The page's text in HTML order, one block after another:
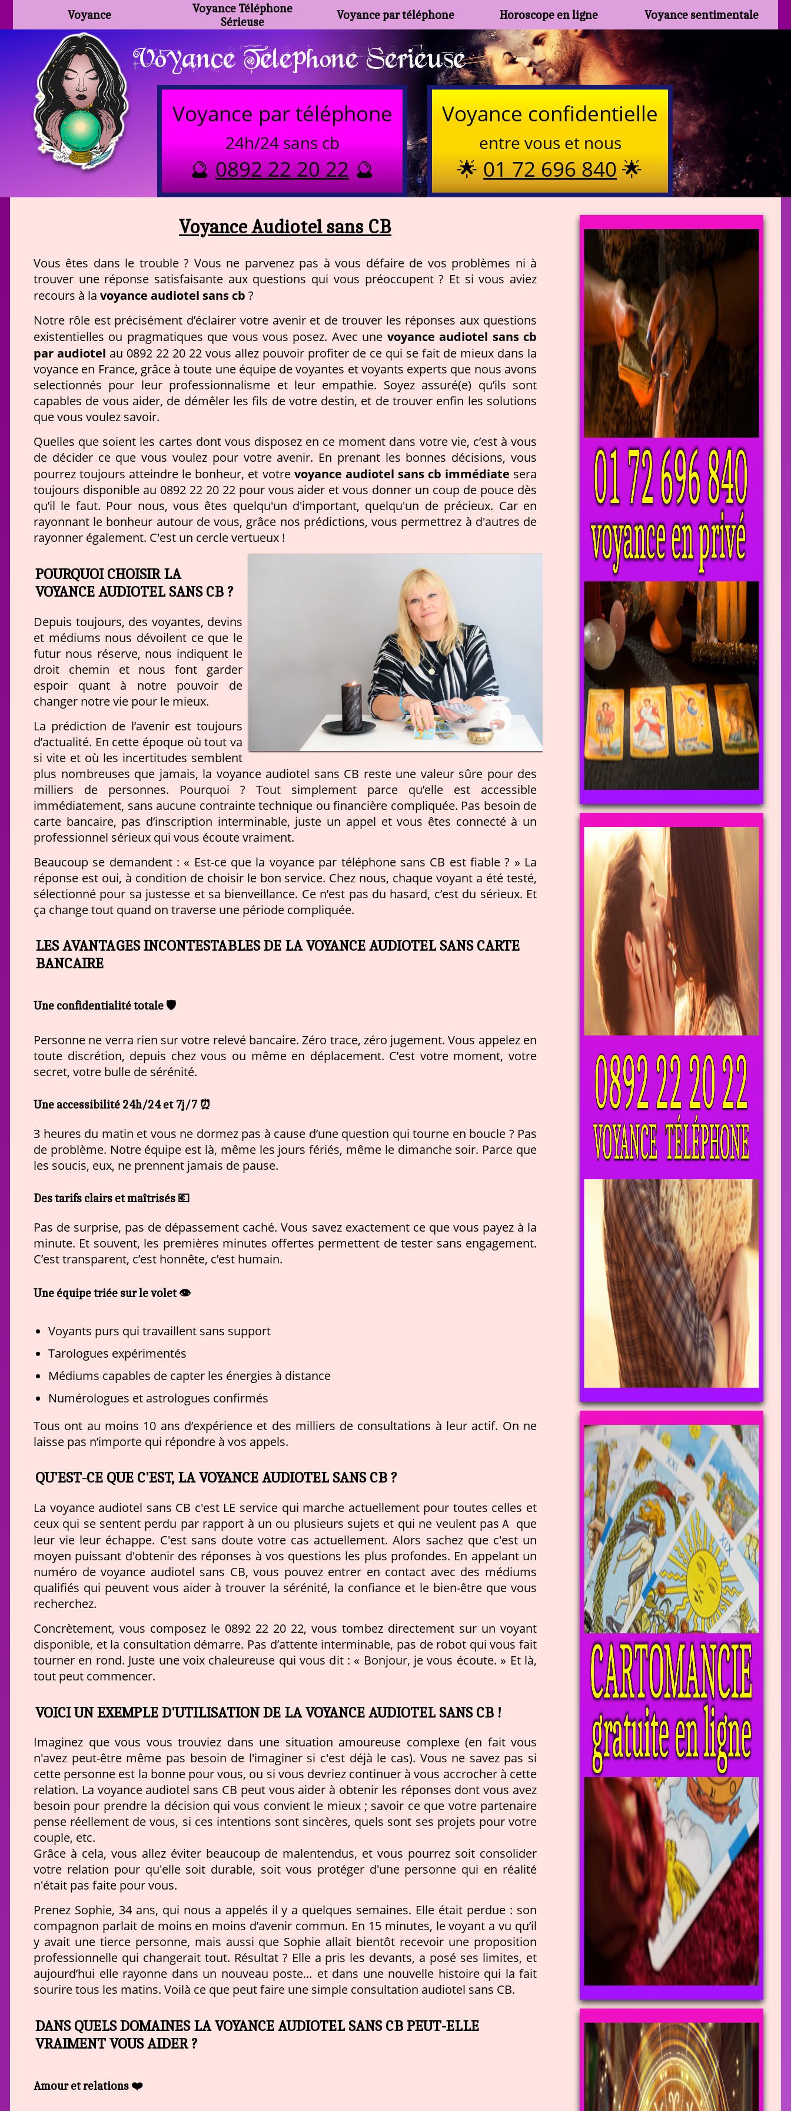
Voyance
Voyance Téléphone
Sérieuse
Voyance par téléphone Horoscope en ligne Voyance sentimentale
Voyance Telephone Serieuse
Voyance par téléphone
24h/24 sans cb
🔮0892 22 20 22🔮
Voyance confidentielle
entre vous et nous
🌟01 72 696 840🌟
Voyance Audiotel sans CB
Vous êtes dans le trouble ? Vous ne parvenez pas à vous défaire de vos problèmes ni à
trouver une réponse satisfaisante aux questions qui vous préoccupent ? Et si vous aviez
recours à la voyance audiotel sans cb ?
Notre rôle est précisément d’éclairer votre avenir et de trouver les réponses aux questions
existentielles ou pragmatiques que vous vous posez. Avec une voyance audiotel sans cb
par audiotel au 0892 22 20 22 vous allez pouvoir profiter de ce qui se fait de mieux dans la
voyance en France, grâce à toute une équipe de voyantes et voyants experts que nous avons
selectionnés pour leur professionnalisme et leur empathie. Soyez assuré(e) qu’ils sont
capables de vous aider, de démêler les fils de votre destin, et de trouver enfin les solutions
que vous voulez savoir.
Quelles que soient les cartes dont vous disposez en ce moment dans votre vie, c’est à vous
de décider ce que vous voulez pour votre avenir. En prenant les bonnes décisions, vous
pourrez toujours atteindre le bonheur, et votre voyance audiotel sans cb immédiate sera
toujours disponible au 0892 22 20 22 pour vous aider et vous donner un coup de pouce dès
qu’il le faut. Pour nous, vous êtes quelqu'un d'important, quelqu'un de précieux. Car en
rayonnant le bonheur autour de vous, grâce nos prédictions, vous permettrez à d'autres de
rayonner également. C'est un cercle vertueux !
POURQUOI CHOISIR LA
VOYANCE AUDIOTEL SANS CB ?
Depuis toujours, des voyantes, devins
et médiums nous dévoilent ce que le
futur nous réserve, nous indiquent le
droit chemin et nous font garder
espoir quant à notre pouvoir de
changer notre vie pour le mieux.
La prédiction de l’avenir est toujours
d’actualité. En cette époque où tout va
si vite et où les incertitudes semblent
plus nombreuses que jamais, la voyance audiotel sans CB reste une valeur sûre pour des
milliers de personnes. Pourquoi ? Tout simplement parce qu’elle est accessible
immédiatement, sans aucune contrainte technique ou financière compliquée. Pas besoin de
carte bancaire, pas d’inscription interminable, juste un appel et vous êtes connecté à un
professionnel sérieux qui vous écoute vraiment.
Beaucoup se demandent : « Est-ce que la voyance par téléphone sans CB est fiable ? » La
réponse est oui, à condition de choisir le bon service. Chez nous, chaque voyant a été testé,
sélectionné pour sa justesse et sa bienveillance. Ce n’est pas du hasard, c’est du sérieux. Et
ça change tout quand on traverse une période compliquée.
LES AVANTAGES INCONTESTABLES DE LA VOYANCE AUDIOTEL SANS CARTE
BANCAIRE
Une confidentialité totale 🛡️
Personne ne verra rien sur votre relevé bancaire. Zéro trace, zéro jugement. Vous appelez en
toute discrétion, depuis chez vous ou même en déplacement. C’est votre moment, votre
secret, votre bulle de sérénité.
Une accessibilité 24h/24 et 7j/7 ⏰
3 heures du matin et vous ne dormez pas à cause d’une question qui tourne en boucle ? Pas
de problème. Notre équipe est là, même les jours fériés, même le dimanche soir. Parce que
les soucis, eux, ne prennent jamais de pause.
Des tarifs clairs et maîtrisés 💶
Pas de surprise, pas de dépassement caché. Vous savez exactement ce que vous payez à la
minute. Et souvent, les premières minutes offertes permettent de tester sans engagement.
C’est transparent, c’est honnête, c’est humain.
Une équipe triée sur le volet 👁️
Voyants purs qui travaillent sans support
Tarologues expérimentés
Médiums capables de capter les énergies à distance
Numérologues et astrologues confirmés
Tous ont au moins 10 ans d’expérience et des milliers de consultations à leur actif. On ne
laisse pas n’importe qui répondre à vos appels.
QU'EST-CE QUE C'EST, LA VOYANCE AUDIOTEL SANS CB ?
La voyance audiotel sans CB c'est LE service qui marche actuellement pour toutes celles et
ceux qui se sentent perdu par rapport à un ou plusieurs sujets et qui ne veulent pasＡ que
leur vie leur échappe. C'est sans doute votre cas actuellement. Alors sachez que c'est un
moyen puissant d'obtenir des réponses à vos questions les plus profondes. En appelant un
numéro de voyance audiotel sans CB, vous pouvez entrer en contact avec des médiums
qualifiés qui peuvent vous aider à trouver la sérénité, la confiance et le bien-être que vous
recherchez.
Concrètement, vous composez le 0892 22 20 22, vous tombez directement sur un voyant
disponible, et la consultation démarre. Pas d’attente interminable, pas de robot qui vous fait
tourner en rond. Juste une voix chaleureuse qui vous dit : « Bonjour, je vous écoute. » Et là,
tout peut commencer.
VOICI UN EXEMPLE D'UTILISATION DE LA VOYANCE AUDIOTEL SANS CB !
Imaginez que vous vous trouviez dans une situation amoureuse complexe (en fait vous
n'avez peut-être même pas besoin de l'imaginer si c'est déjà le cas). Vous ne savez pas si
cette personne est la bonne pour vous, ou si vous devriez continuer à vous accrocher à cette
relation. La voyance audiotel sans CB peut vous aider à obtenir les réponses dont vous avez
besoin pour prendre la décision qui vous convient le mieux ; savoir ce que votre partenaire
pense réellement de vous, si ces intentions sont sincères, quels sont ses projets pour votre
couple, etc.
Grâce à cela, vous allez éviter beaucoup de malentendus, et vous pourrez soit consolider
votre relation pour qu'elle soit durable, soit vous protéger d'une personne qui en réalité
n'était pas faite pour vous.
Prenez Sophie, 34 ans, qui nous a appelés il y a quelques semaines. Elle était perdue : son
compagnon parlait de moins en moins d’avenir commun. En 15 minutes, le voyant a vu qu’il
y avait une tierce personne, mais aussi que Sophie allait bientôt recevoir une proposition
professionnelle qui changerait tout. Résultat ? Elle a pris les devants, a posé ses limites, et
aujourd’hui elle rayonne dans un nouveau poste… et dans une nouvelle histoire qui la fait
sourire tous les matins. Voilà ce que peut faire une simple consultation audiotel sans CB.
DANS QUELS DOMAINES LA VOYANCE AUDIOTEL SANS CB PEUT-ELLE
VRAIMENT VOUS AIDER ?
Amour et relations ❤️